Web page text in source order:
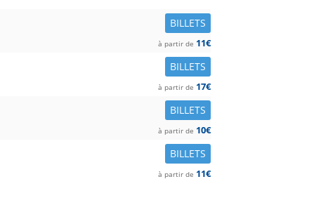
BILLETS
à partir de 11€
BILLETS
à partir de 17€
BILLETS
à partir de 10€
BILLETS
à partir de 11€